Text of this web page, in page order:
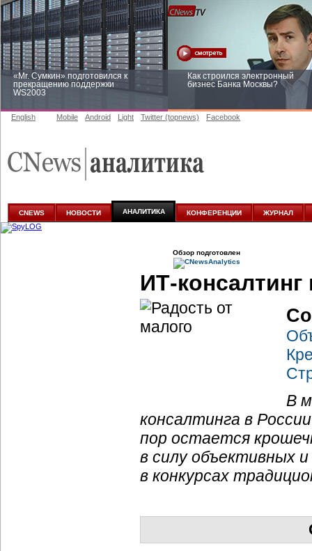
«Mr. Сумкин» подготовился к
прекращению поддержки
WS2003
Как строился электронный
бизнес Банка Москвы?
аналитике
English Mobile Android Light Twitter (topnews) Facebook
CNEWS НОВОСТИ АНАЛИТИКА КОНФЕРЕНЦИИ ЖУРНАЛ
Обзор подготовлен
ИТ-консалтинг
В
консалтинга в
пор остается
в силу объективных
в конкурсах